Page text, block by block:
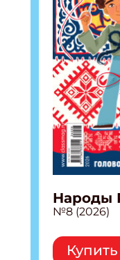
Народы
№8 (2026)
Купить